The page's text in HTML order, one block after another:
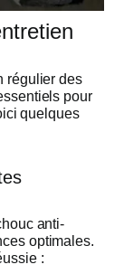
régulier des
pour
quelques
anti-
optimales.
: